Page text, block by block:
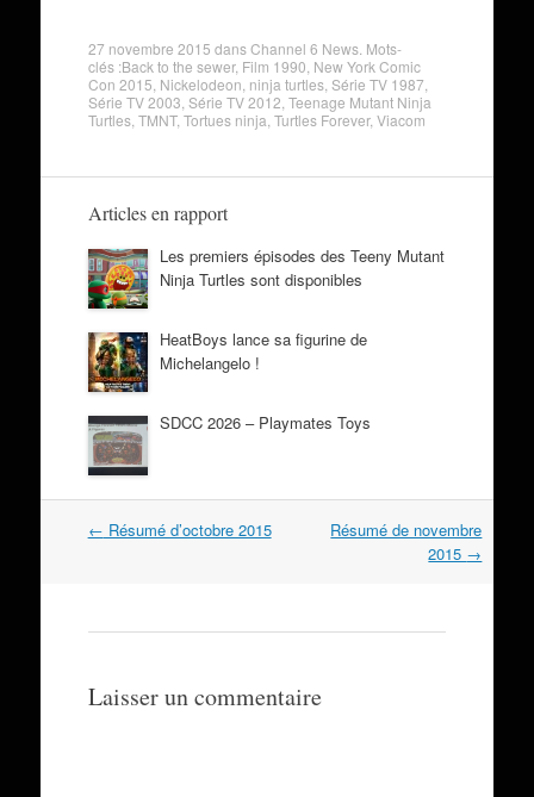
27 novembre 2015 dansChannel 6 News. Mots-
clés :Back to the sewer, Film 1990 New York Comic
Con 2015 Nickelodeon ninja turtles, Série TV 1987
Série TV 2003 Série TV 2012 Teenage Mutant Ninja
Turtles, TMNT, Tortues ninja Turtles Forever, Viacom
Articles en rapport
Les premiers épisodes des Teeny Mutant
Ninja Turtles sont disponibles
HeatBoys lance sa figurine de
Michelangelo !
SDCC 2026 – Playmates Toys
Navigation
← Résumé d’octobre 2015
Résumé de novembre
2015 →
Laisser un commentaire